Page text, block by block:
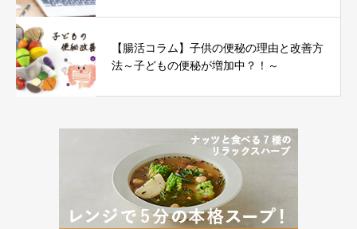
【腸活コラム】子供の便秘の理由と改善方
法～子どもの便秘が増加中？！～